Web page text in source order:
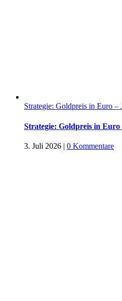
Strategie: Goldpreis in Euro –
Strategie: Goldpreis in Euro
3. Juli 2026 | 0 Kommentare